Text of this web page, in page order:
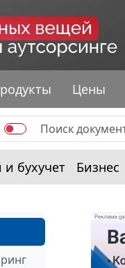
Цены
и бухучет Бизнес